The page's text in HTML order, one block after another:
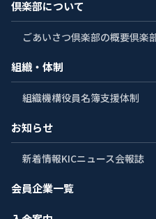
倶楽部について
ごあいさつ倶楽部の概要倶楽
組織・体制
組織機構役員名簿支援体制
お知らせ
新着情報KICニュース会報誌
会員企業一覧